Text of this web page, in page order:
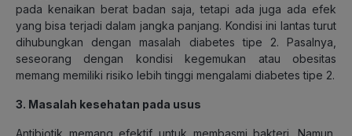
pada kenaikan berat badan saja, tetapi ada juga ada efek
yang bisa terjadi dalam jangka panjang. Kondisi ini lantas turut
dihubungkan dengan masalah diabetes tipe 2. Pasalnya,
seseorang dengan kondisi kegemukan atau obesitas
memang memiliki risiko lebih tinggi mengalami diabetes tipe 2.
3. Masalah kesehatan pada usus
Antibiotik memang efektif untuk membasmi bakteri. Namun,